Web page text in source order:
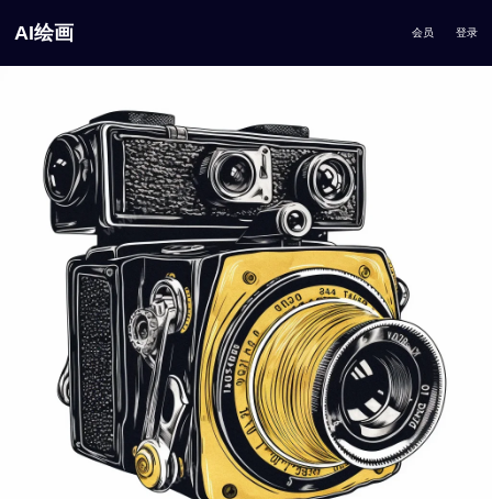
AI绘画 会员 登录